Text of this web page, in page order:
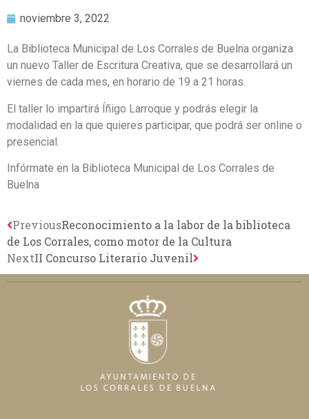
noviembre 3, 2022
La Biblioteca Municipal de Los Corrales de Buelna organiza
un nuevo Taller de Escritura Creativa, que se desarrollará un
viernes de cada mes, en horario de 19 a 21 horas.
El taller lo impartirá Íñigo Larroque y podrás elegir la
modalidad en la que quieres participar, que podrá ser online o
presencial.
Infórmate en la Biblioteca Municipal de Los Corrales de
Buelna
PreviousReconocimiento a la labor de la biblioteca
de Los Corrales, como motor de la Cultura
NextII Concurso Literario Juvenil